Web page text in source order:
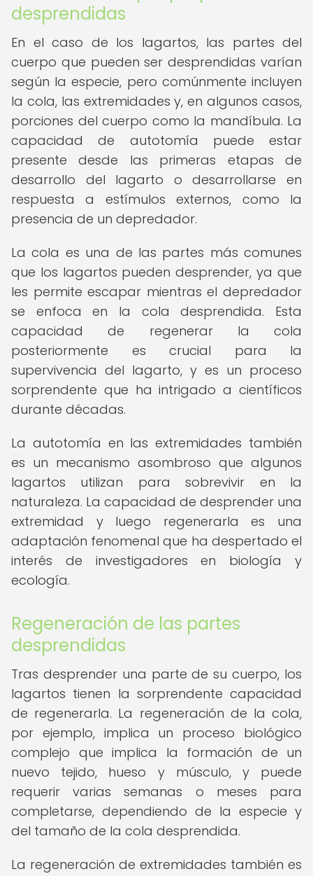
desprendidas
En el caso de los lagartos, las partes del
cuerpo que pueden ser desprendidas varían
según la especie, pero comúnmente incluyen
la cola, las extremidades y, en algunos casos,
porciones del cuerpo como la mandíbula. La
capacidad de autotomía puede estar
presente desde las primeras etapas de
desarrollo del lagarto o desarrollarse en
respuesta a estímulos externos, como la
presencia de un depredador.
La cola es una de las partes más comunes
que los lagartos pueden desprender, ya que
les permite escapar mientras el depredador
se enfoca en la cola desprendida. Esta
capacidad de regenerar la cola
posteriormente es crucial para la
supervivencia del lagarto, y es un proceso
sorprendente que ha intrigado a científicos
durante décadas.
La autotomía en las extremidades también
es un mecanismo asombroso que algunos
lagartos utilizan para sobrevivir en la
naturaleza. La capacidad de desprender una
extremidad y luego regenerarla es una
adaptación fenomenal que ha despertado el
interés de investigadores en biología y
ecología.
Regeneración de las partes
desprendidas
Tras desprender una parte de su cuerpo, los
lagartos tienen la sorprendente capacidad
de regenerarla. La regeneración de la cola,
por ejemplo, implica un proceso biológico
complejo que implica la formación de un
nuevo tejido, hueso y músculo, y puede
requerir varias semanas o meses para
completarse, dependiendo de la especie y
del tamaño de la cola desprendida.
La regeneración de extremidades también es